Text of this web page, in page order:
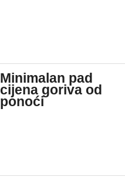
Minimalan pad
cijena goriva od
ponoći